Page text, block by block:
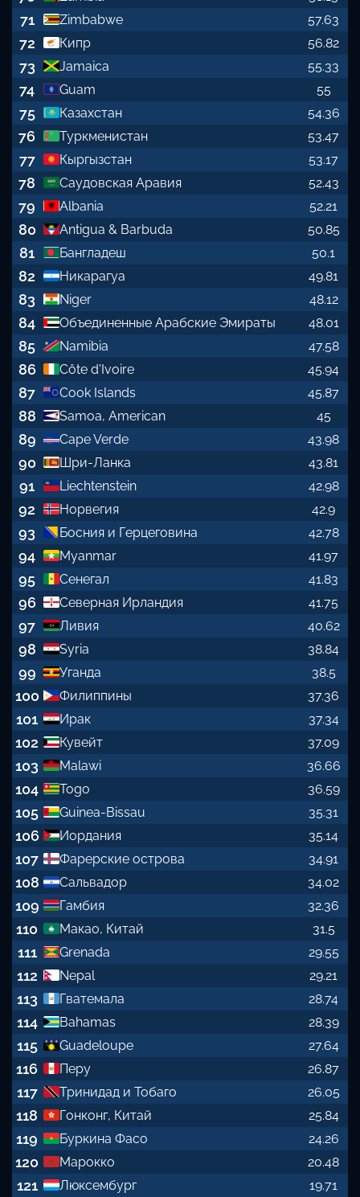
71 Zimbabwe 57.63
72 Кипр 56.82
73 Jamaica 55.33
74 Guam 55
75 Казахстан 54.36
76 Туркменистан 53.47
77 Кыргызстан 53.17
78 Саудовская Аравия 52.43
79 Albania 52.21
80 Antigua & Barbuda 50.85
81 Бангладеш 50.1
82 Никарагуа 49.81
83 Niger 48.12
84 Объединенные Арабские Эмираты 48.01
85 Namibia 47.58
86 Côte d'Ivoire 45.94
87 Cook Islands 45.87
88 Samoa, American 45
89 Cape Verde 43.98
90 Шри-Ланка 43.81
91 Liechtenstein 42.98
92 Норвегия 42.9
93 Босния и Герцеговина 42.78
94 Myanmar 41.97
95 Сенегал 41.83
96 Северная Ирландия 41.75
97 Ливия 40.62
98 Syria 38.84
99 Уганда 38.5
100 Филиппины 37.36
101 Ирак 37.34
102 Кувейт 37.09
103 Malawi 36.66
104 Togo 36.59
105 Guinea-Bissau 35.31
106 Иордания 35.14
107 Фарерские острова 34.91
108 Сальвадор 34.02
109 Гамбия 32.36
110 Макао, Китай 31.5
111 Grenada 29.55
112 Nepal 29.21
113 Гватемала 28.74
114 Bahamas 28.39
115 Guadeloupe 27.64
116 Перу 26.87
117 Тринидад и Тобаго 26.05
118 Гонконг, Китай 25.84
119 Буркина Фасо 24.26
120 Марокко 20.48
121 Люксембург 19.71